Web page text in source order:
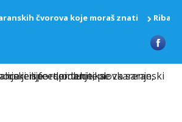
čvorova koje moraš znati Riba